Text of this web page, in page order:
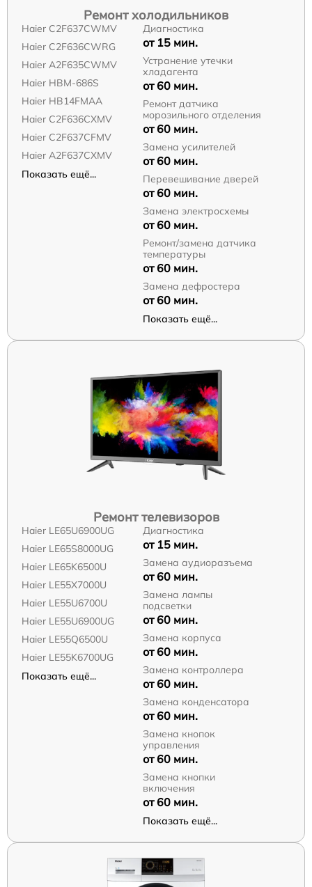
Ремонт холодильников
Haier C2F637CWMV
Haier C2F636CWRG
Haier A2F635CWMV
Haier HBM-686S
Haier HB14FMAA
Haier C2F636CXMV
Haier C2F637CFMV
Haier A2F637CXMV
Показать ещё...
Диагностика
от 15 мин.
Устранение утечки
хладагента
от 60 мин.
Ремонт датчика
морозильного отделения
от 60 мин.
Замена усилителей
от 60 мин.
Перевешивание дверей
от 60 мин.
Замена электросхемы
от 60 мин.
Ремонт/замена датчика
температуры
от 60 мин.
Замена дефростера
от 60 мин.
Показать ещё...
Ремонт телевизоров
Haier LE65U6900UG
Haier LE65S8000UG
Haier LE65K6500U
Haier LE55X7000U
Haier LE55U6700U
Haier LE55U6900UG
Haier LE55Q6500U
Haier LE55K6700UG
Показать ещё...
Диагностика
от 15 мин.
Замена аудиоразъема
от 60 мин.
Замена лампы
подсветки
от 60 мин.
Замена корпуса
от 60 мин.
Замена контроллера
от 60 мин.
Замена конденсатора
от 60 мин.
Замена кнопок
управления
от 60 мин.
Замена кнопки
включения
от 60 мин.
Показать ещё...